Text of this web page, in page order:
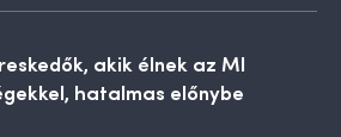
akik élnek az MI
hatalmas előnybe